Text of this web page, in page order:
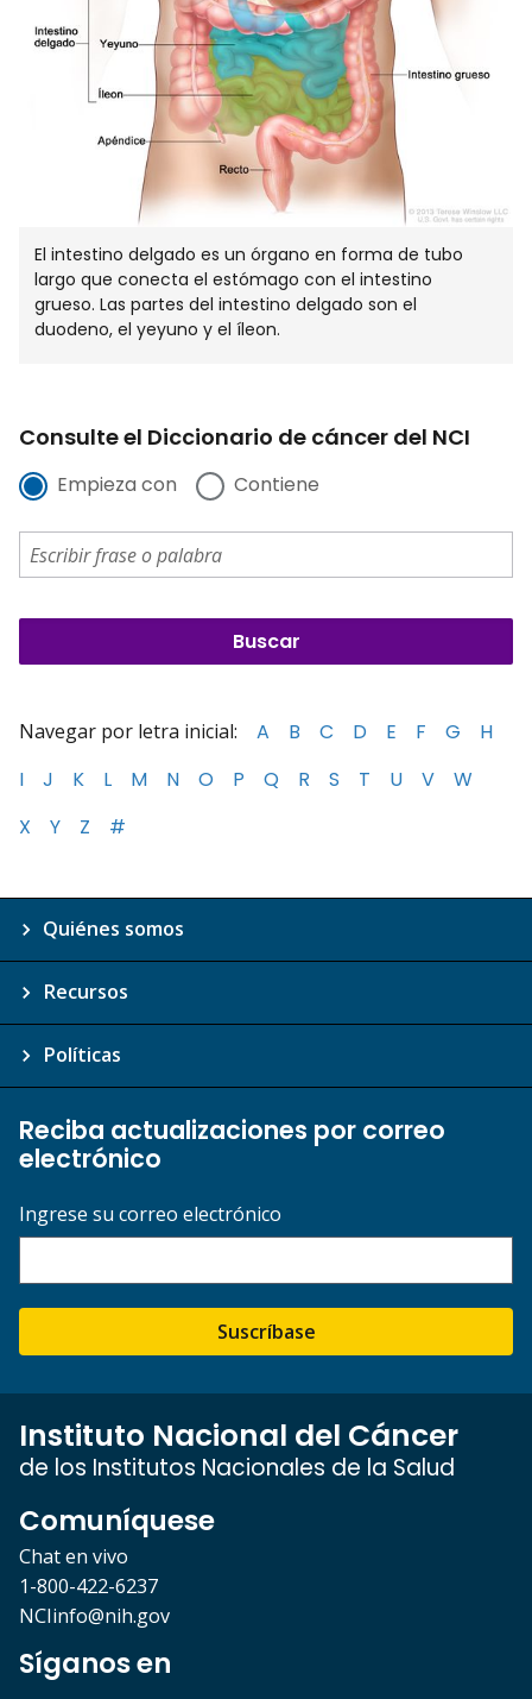
El intestino delgado es un órgano en forma de tubo
largo que conecta el estómago con el intestino
grueso. Las partes del intestino delgado son el
duodeno, el yeyuno y el íleon.
Consulte el Diccionario de cáncer del NCI
Empieza con Contiene
Navegar por letra inicial: A B C D E F G
H
I
J K L M N O P Q R S T U V
W
X
Y Z #
Quiénes somos
Recursos
Políticas
Reciba actualizaciones por correo
electrónico
Ingrese su correo electrónico
Suscríbase
Instituto Nacional del Cáncer
de los Institutos Nacionales de la Salud
Comuníquese
Chat en vivo
1-800-422-6237
NCIinfo@nih.gov
Síganos en